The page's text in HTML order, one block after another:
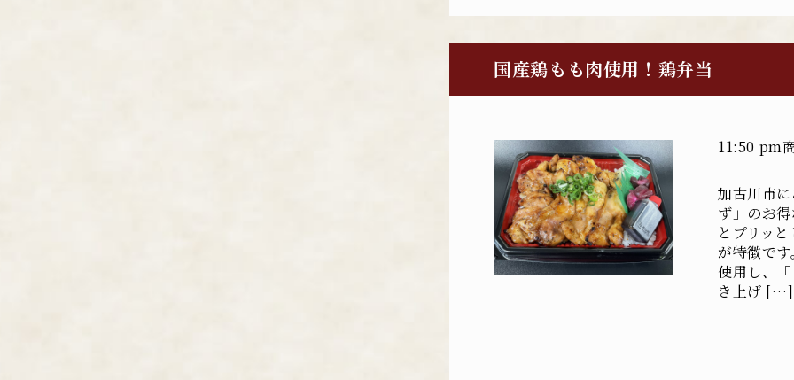
国産鶏もも肉使用！鶏弁当
11:50 pm
加古川市
ず」のお
とプリッ
が特徴で
使用し、
き上げ […]